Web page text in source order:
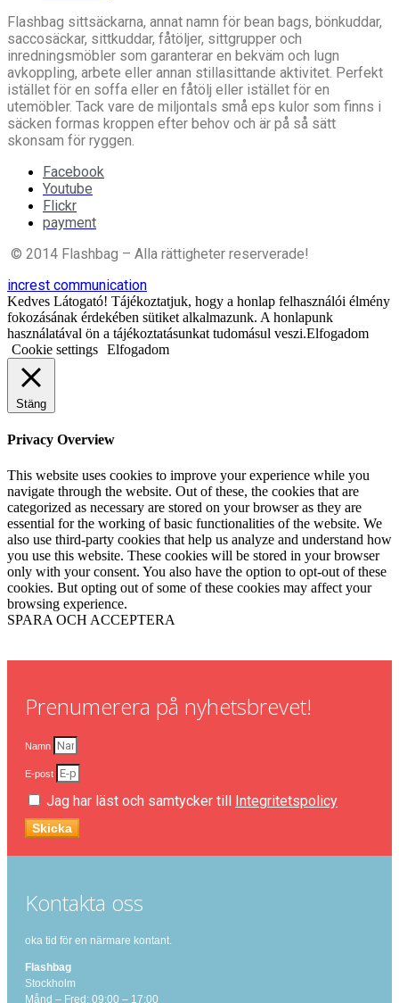
Flashbag sittsäckarna, annat namn för bean bags, bönkuddar,
saccosäckar, sittkuddar, fåtöljer, sittgrupper och
inredningsmöbler som garanterar en bekväm och lugn
avkoppling, arbete eller annan stillasittande aktivitet. Perfekt
istället för en soffa eller en fåtölj eller istället för en
utemöbler. Tack vare de miljontals små eps kulor som finns i
säcken formas kroppen efter behov och är på så sätt
skonsam för ryggen.
Facebook
Youtube
Flickr
payment
© 2014 Flashbag – Alla rättigheter reserverade!
increst communication
Kedves Látogató! Tájékoztatjuk, hogy a honlap felhasználói élmény
fokozásának érdekében sütiket alkalmazunk. A honlapunk
használatával ön a tájékoztatásunkat tudomásul veszi.Elfogadom
Cookie settings Elfogadom
Stäng
Privacy Overview
This website uses cookies to improve your experience while you
navigate through the website. Out of these, the cookies that are
categorized as necessary are stored on your browser as they are
essential for the working of basic functionalities of the website. We
also use third-party cookies that help us analyze and understand how
you use this website. These cookies will be stored in your browser
only with your consent. You also have the option to opt-out of these
cookies. But opting out of some of these cookies may affect your
browsing experience.
SPARA OCH ACCEPTERA
Prenumerera på nyhetsbrevet!
Namn
E-post
Jag har läst och samtycker till Integritetspolicy
Skicka
Kontakta oss
oka tid för en närmare kontant.
Flashbag
Stockholm
Månd – Fred: 09:00 – 17:00